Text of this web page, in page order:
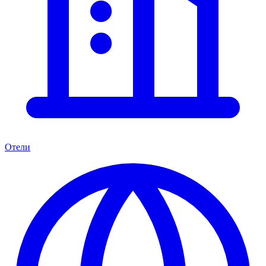
Отели